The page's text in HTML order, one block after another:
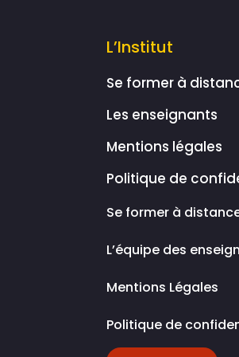
L’Institut
Se former à
Les enseignants
Mentions légales
Politique de
Se former à
L’équipe des
Mentions Légales
Politique de